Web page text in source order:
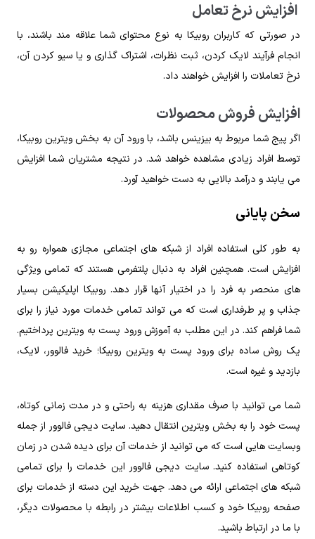
افزایش نرخ تعامل
در صورتی که کاربران روبیکا به نوع محتوای شما علاقه مند باشند، با
انجام فرآیند لایک کردن، ثبت نظرات، اشتراک گذاری و یا سیو کردن آن،
نرخ تعاملات را افزایش خواهند داد.
افزایش فروش محصولات
اگر پیج شما مربوط به بیزینس باشد، با ورود آن به بخش ویترین روبیکا،
توسط افراد زیادی مشاهده خواهد شد. در نتیجه مشتریان شما افزایش
می یابند و درآمد بالایی به دست خواهید آورد.
سخن پایانی
به طور کلی استفاده افراد از شبکه های اجتماعی مجازی همواره رو به
افزایش است. همچنین افراد به دنبال پلتفرمی هستند که تمامی ویژگی
های منحصر به فرد را در اختیار آنها قرار دهد. روبیکا اپلیکیشن بسیار
جذاب و پر طرفداری است که می تواند تمامی خدمات مورد نیاز را برای
شما فراهم کند. در این مطلب به آموزش ورود پست به ویترین پرداختیم.
یک روش ساده برای ورود پست به ویترین روبیکا؛ خرید فالوور، لایک،
بازدید و غیره است.
شما می توانید با صرف مقداری هزینه به راحتی و در مدت زمانی کوتاه،
پست خود را به بخش ویترین انتقال دهید. سایت دیجی فالوور از جمله
وبسایت هایی است که می توانید از خدمات آن برای دیده شدن در زمان
کوتاهی استفاده کنید. سایت دیجی فالوور این خدمات را برای تمامی
شبکه های اجتماعی ارائه می دهد. جهت خرید این دسته از خدمات برای
صفحه روبیکا خود و کسب اطلاعات بیشتر در رابطه با محصولات دیگر،
با ما در ارتباط باشید.